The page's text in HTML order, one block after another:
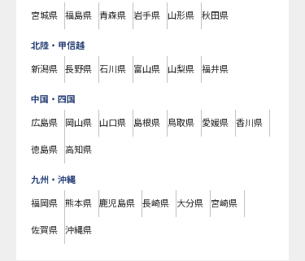
宮城県 福島県 青森県 岩手県 山形県 秋田県
北陸・甲信越
新潟県 長野県 石川県 富山県 山梨県 福井県
中国・四国
広島県 岡山県 山口県 島根県 鳥取県 愛媛県 香川県
徳島県 高知県
九州・沖縄
福岡県 熊本県 鹿児島県 長崎県 大分県 宮崎県
佐賀県 沖縄県